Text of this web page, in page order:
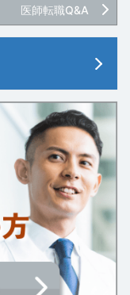
医師転職Q&A